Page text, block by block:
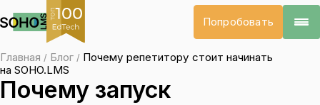
Попробовать
Главная / Блог / Почему репетитору стоит начинать
на SOHO.LMS
Почему запуск